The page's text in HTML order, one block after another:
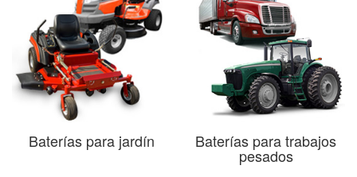
Baterías para jardín Baterías para trabajos
pesados